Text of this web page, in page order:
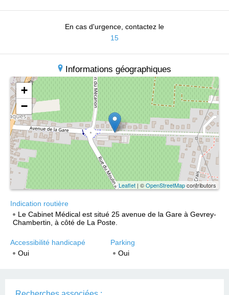
En cas d'urgence, contactez le
15
Informations géographiques
+
−
Leaflet | ©OpenStreetMapcontributors
Indication routière
Le Cabinet Médical est situé 25 avenue de la Gare à Gevrey-
Chambertin, à côté de La Poste.
Accessibilité handicapé
Oui
Parking
Oui